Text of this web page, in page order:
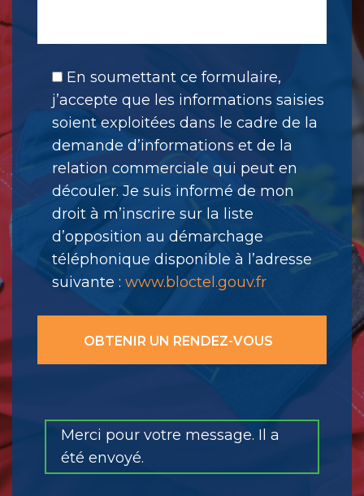
En soumettant ce formulaire,
j’accepte que les informations saisies
soient exploitées dans le cadre de la
demande d’informations et de la
relation commerciale qui peut en
découler. Je suis informé de mon
droit à m’inscrire sur la liste
d’opposition au démarchage
téléphonique disponible à l’adresse
suivante : www.bloctel.gouv.fr
Merci pour votre message. Il a
été envoyé.